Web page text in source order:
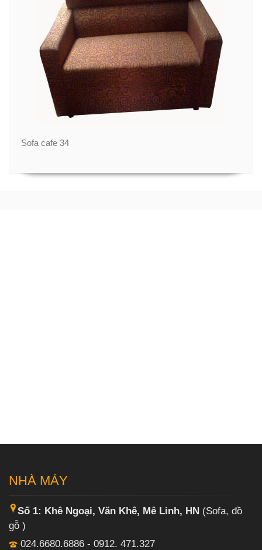
Sofa cafe 34
NHÀ MÁY
Số 1: Khê Ngoại, Văn Khê, Mê Linh, HN (Sofa, đồ
gỗ )
024.6680.6886 - 0912. 471.327